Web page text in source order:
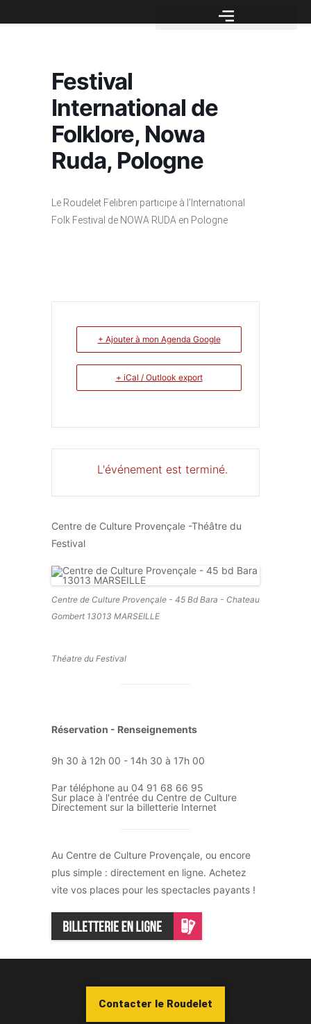
Festival
International de
Folklore, Nowa
Ruda, Pologne
Le Roudelet Felibren participe à l’International
Folk Festival de NOWA RUDA en Pologne
+ Ajouter à mon Agenda Google
+ iCal / Outlook export
L'événement est terminé.
Centre de Culture Provençale -Théâtre du
Festival
Centre de Culture Provençale - 45 Bd Bara - Chateau
Gombert 13013 MARSEILLE
Théatre du Festival
Réservation - Renseignements
9h 30 à 12h 00 - 14h 30 à 17h 00
Par téléphone au 04 91 68 66 95
Sur place à l'entrée du Centre de Culture
Directement sur la billetterie Internet
Au Centre de Culture Provençale, ou encore
plus simple : directement en ligne. Achetez
vite vos places pour les spectacles payants !
Contacter le Roudelet